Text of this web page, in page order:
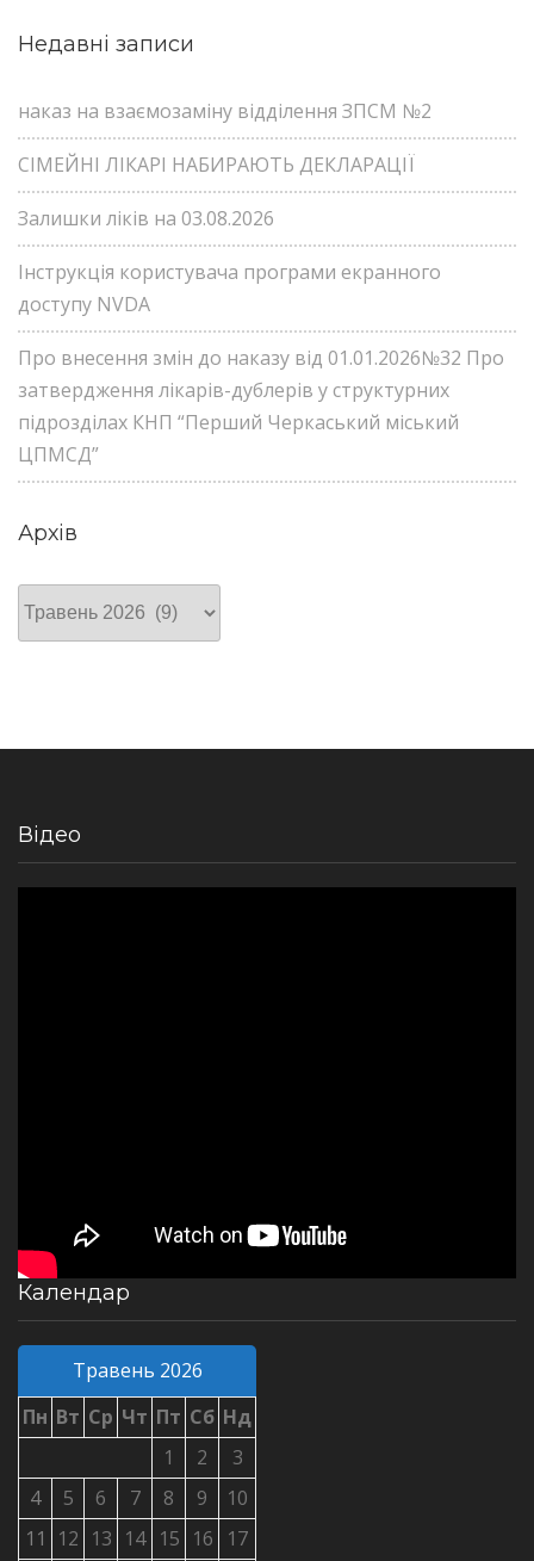
Недавні записи
наказ на взаємозаміну відділення ЗПСМ №2
СІМЕЙНІ ЛІКАРІ НАБИРАЮТЬ ДЕКЛАРАЦІЇ
Залишки ліків на 03.08.2026
Інструкція користувача програми екранного
доступу NVDA
Про внесення змін до наказу від 01.01.2026№32 Про
затвердження лікарів-дублерів у структурних
підрозділах КНП “Перший Черкаський міський
ЦПМСД”
Архів
Архів
Відео
Календар
Травень 2026
Пн Вт Ср Чт Пт Сб Нд
1
2
3
4
5 6 7 8 9
10
11
12 13 14 15 16 17